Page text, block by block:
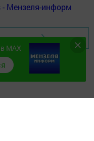
- Мензеля-информ
MAX